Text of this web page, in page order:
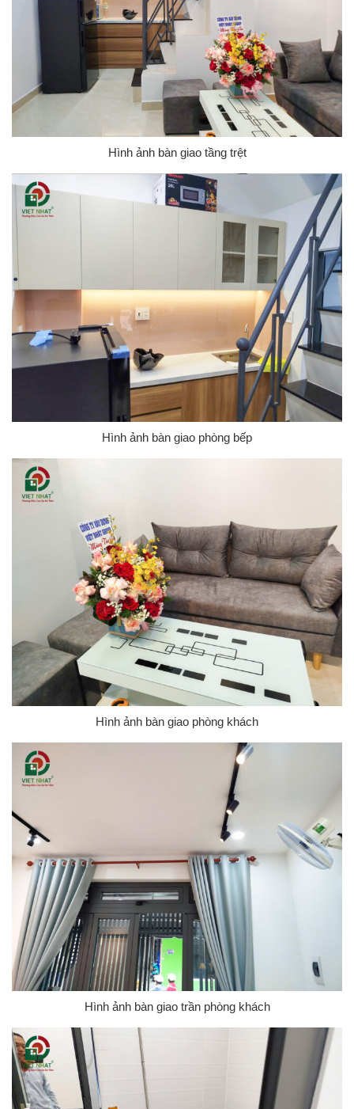
Hình ảnh bàn giao tầng trệt
Hình ảnh bàn giao phòng bếp
Hình ảnh bàn giao phòng khách
Hình ảnh bàn giao trần phòng khách